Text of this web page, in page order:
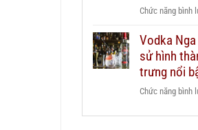
Chức năng bình
Vodka
sử hình
trưng nổi
Chức năng bình